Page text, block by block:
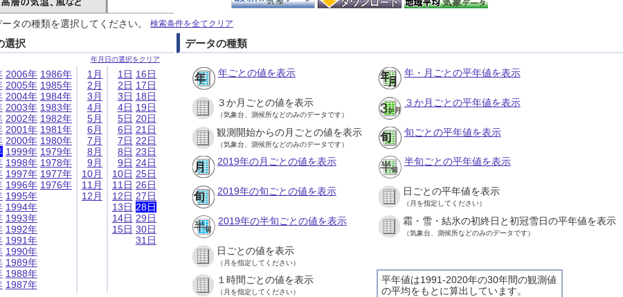
タの種類を選択してください。 検索条件を全てクリア
選択
年月日の選択をクリア
2006年
2005年
2004年
2003年
2002年
2001年
2000年
1999年
1998年
1997年
1996年
1995年
1994年
1993年
1992年
1991年
1990年
1989年
1988年
1987年
1986年
1985年
1984年
1983年
1982年
1981年
1980年
1979年
1978年
1977年
1976年
1月
2月
3月
4月
5月
6月
7月
8月
9月
10月
11月
12月
1日
2日
3日
4日
5日
6日
7日
8日
9日
10日
11日
12日
13日
14日
15日
16日
17日
18日
19日
20日
21日
22日
23日
24日
25日
26日
27日
28日
29日
30日
31日
データの種類
年ごとの値を表示 年・月ごとの平年値を表示
３か月ごとの値を表示
（気象台、測候所などのみのデータです）
３か月ごとの平年値を表示
観測開始からの月ごとの値を表示
（気象台、測候所などのみのデータです）
旬ごとの平年値を表示
2019年の月ごとの値を表示 半旬ごとの平年値を表示
2019年の旬ごとの値を表示 日ごとの平年値を表示
（月を指定してください）
2019年の半旬ごとの値を表示 霜・雪・結氷の初終日と初冠雪日の平年値を表示
（気象台、測候所などのみのデータです）
日ごとの値を表示
（月を指定してください）
平年値は1991-2020年の30年間の観測値
の平均をもとに算出しています。
１時間ごとの値を表示
（月を指定してください）